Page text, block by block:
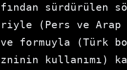
sürdürülen
(Pers ve Arap
formuyla (Türk
kullanımı)